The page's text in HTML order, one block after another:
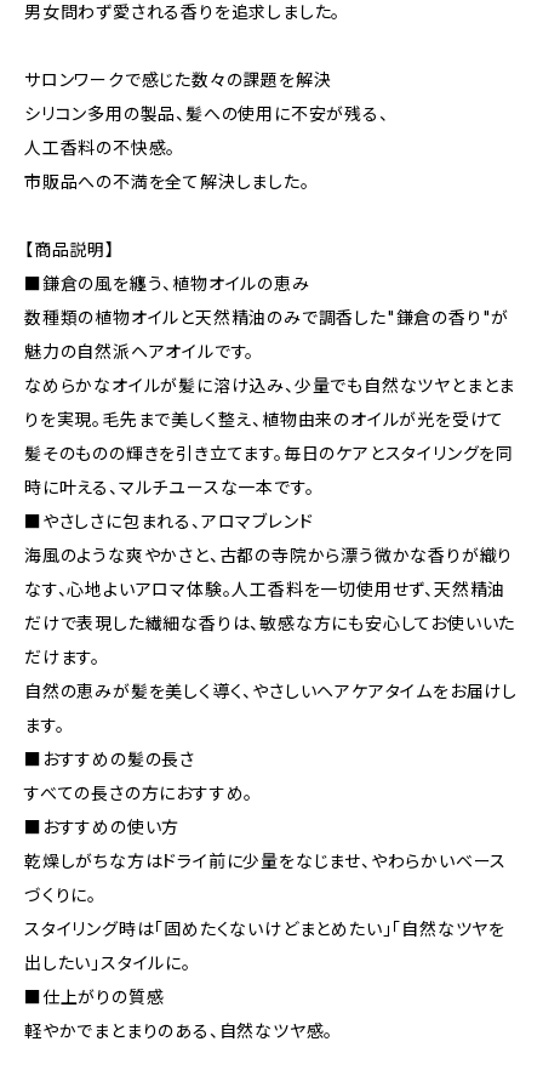
男女問わず愛される香りを追求しました。
サロンワークで感じた数々の課題を解決
シリコン多用の製品、髪への使用に不安が残る、
人工香料の不快感。
市販品への不満を全て解決しました。
【商品説明】
■鎌倉の風を纏う、植物オイルの恵み
数種類の植物オイルと天然精油のみで調香した"鎌倉の香り"が
魅力の自然派ヘアオイルです。
なめらかなオイルが髪に溶け込み、少量でも自然なツヤとまとま
りを実現。毛先まで美しく整え、植物由来のオイルが光を受けて
髪そのものの輝きを引き立てます。毎日のケアとスタイリングを同
時に叶える、マルチユースな一本です。
■やさしさに包まれる、アロマブレンド
海風のような爽やかさと、古都の寺院から漂う微かな香りが織り
なす、心地よいアロマ体験。人工香料を一切使用せず、天然精油
だけで表現した繊細な香りは、敏感な方にも安心してお使いいた
だけます。
自然の恵みが髪を美しく導く、やさしいヘアケアタイムをお届けし
ます。
■おすすめの髪の長さ
すべての長さの方におすすめ。
■おすすめの使い方
乾燥しがちな方はドライ前に少量をなじませ、やわらかいベース
づくりに。
スタイリング時は「固めたくないけどまとめたい」「自然なツヤを
出したい」スタイルに。
■仕上がりの質感
軽やかでまとまりのある、自然なツヤ感。